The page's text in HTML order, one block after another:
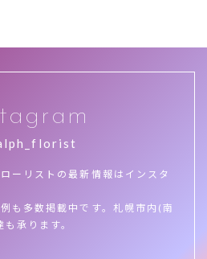
ーリストの最新情報はインスタ
も多数掲載中です。札幌市内(南
承ります。